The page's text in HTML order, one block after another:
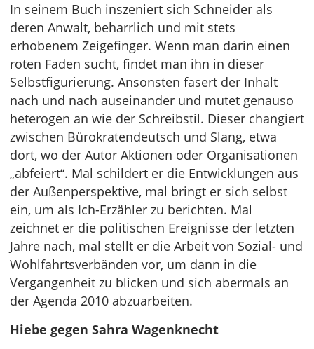
In seinem Buch inszeniert sich Schneider als
deren Anwalt, beharrlich und mit stets
erhobenem Zeigefinger. Wenn man darin einen
roten Faden sucht, findet man ihn in dieser
Selbstfigurierung. Ansonsten fasert der Inhalt
nach und nach auseinander und mutet genauso
heterogen an wie der Schreibstil. Dieser changiert
zwischen Bürokratendeutsch und Slang, etwa
dort, wo der Autor Aktionen oder Organisationen
„abfeiert“. Mal schildert er die Entwicklungen aus
der Außenperspektive, mal bringt er sich selbst
ein, um als Ich-Erzähler zu berichten. Mal
zeichnet er die politischen Ereignisse der letzten
Jahre nach, mal stellt er die Arbeit von Sozial- und
Wohlfahrtsverbänden vor, um dann in die
Vergangenheit zu blicken und sich abermals an
der Agenda 2010 abzuarbeiten.
Hiebe gegen Sahra Wagenknecht